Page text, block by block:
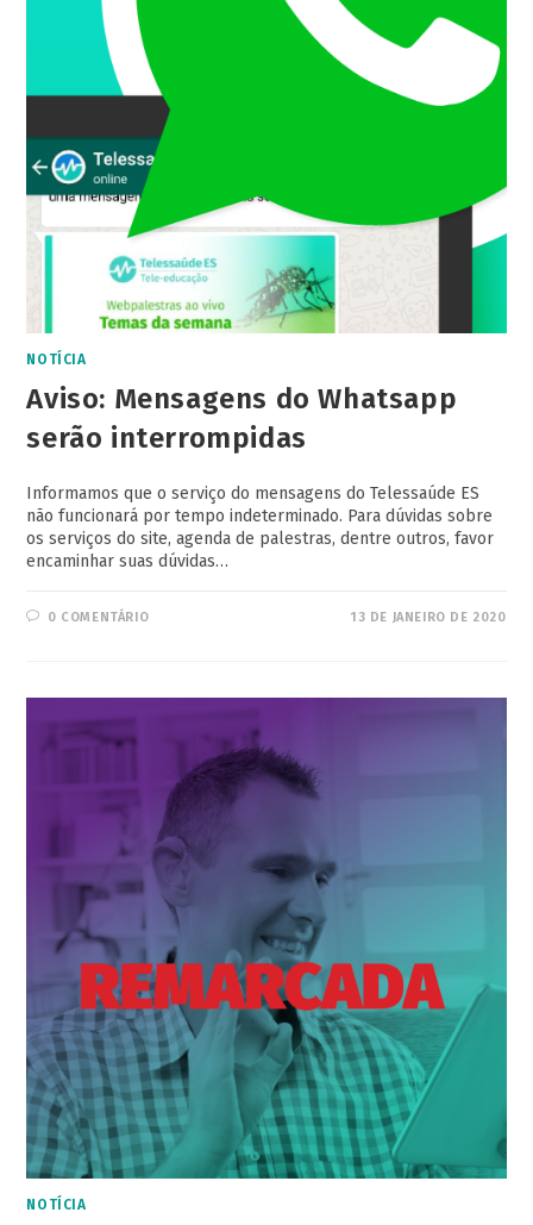
NOTÍCIA
Aviso: Mensagens do Whatsapp
serão interrompidas
Informamos que o serviço do mensagens do Telessaúde ES
não funcionará por tempo indeterminado. Para dúvidas sobre
os serviços do site, agenda de palestras, dentre outros, favor
encaminhar suas dúvidas…
0 COMENTÁRIO 13 DE JANEIRO DE 2020
NOTÍCIA